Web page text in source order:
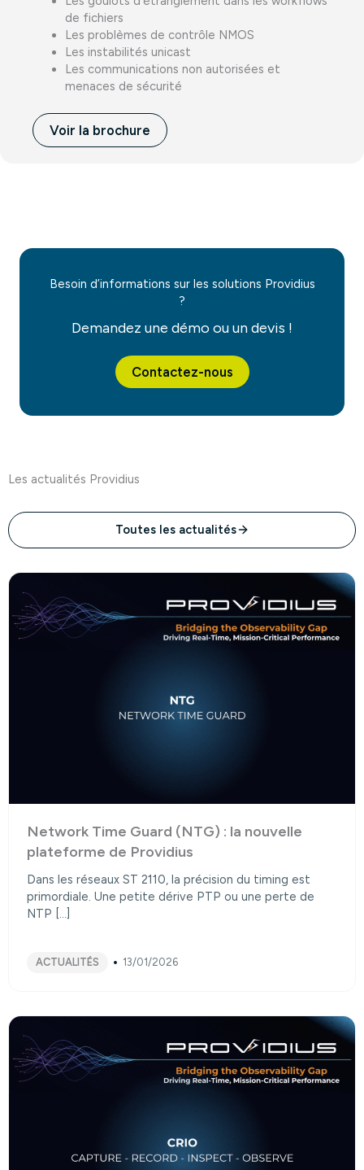
de fichiers
Les problèmes de contrôle NMOS
Les instabilités unicast
Les communications non autorisées et
menaces de sécurité
Voir la brochure
Besoin d’informations sur les solutions Providius
?
Demandez une démo ou un devis !
Contactez-nous
Les actualités Providius
Toutes les actualités
Network Time Guard (NTG) : la nouvelle
plateforme de Providius
Dans les réseaux ST 2110, la précision du timing est
primordiale. Une petite dérive PTP ou une perte de
NTP […]
ACTUALITÉS 13/01/2026
Consulter l’article
Consulter l’article